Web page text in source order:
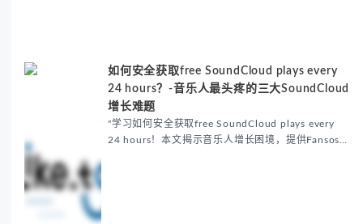
如何安全获取free SoundCloud plays every
24 hours？-音乐人最头疼的三大SoundCloud
增长难题
"学习如何安全获取free SoundCloud plays every
24 hours！本文揭示音乐人增长困境，提供Fansoso